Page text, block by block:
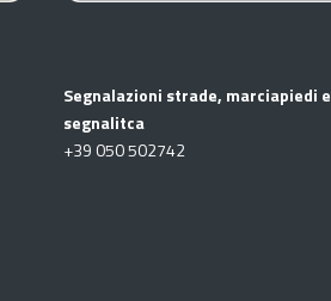
Segnalazioni strade, marciapiedi e
segnalitca
+39 050 502742